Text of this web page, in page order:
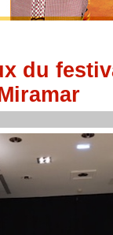
du